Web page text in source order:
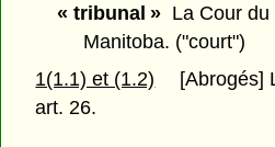
« tribunal »La Cour du
Manitoba. ("court")
1(1.1) et (1.2) [Abrogés]
art. 26.